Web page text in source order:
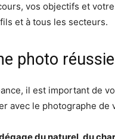
vos objectifs et
et à tous les secteurs.
photo réussie
il est important de
avec le photographe